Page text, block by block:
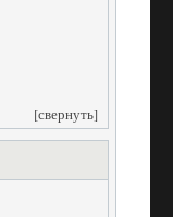
[свернуть]